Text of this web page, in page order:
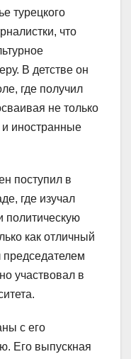
турецкого
что
В детстве он
где получил
не только
иностранные
поступил в
где изучал
как отличный
председателем
участвовал в
с его
Его выпускная